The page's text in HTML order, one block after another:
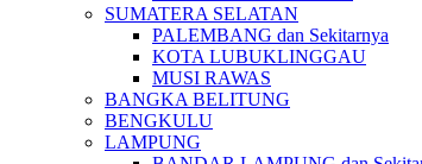
SUMATERA SELATAN
PALEMBANG dan Sekitarnya
KOTA LUBUKLINGGAU
MUSI RAWAS
BANGKA BELITUNG
BENGKULU
LAMPUNG